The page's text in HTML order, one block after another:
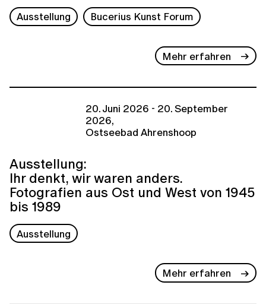
Ausstellung Bucerius Kunst Forum
Mehr erfahren
20. Juni 2026 - 20. September
2026,
Ostseebad Ahrenshoop
Ausstellung:
Ihr denkt, wir waren anders.
Fotografien aus Ost und West von 1945
bis 1989
Ausstellung
Mehr erfahren